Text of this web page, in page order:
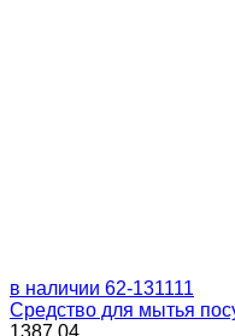
в наличии 62-131111
Средство для мытья
1387.04